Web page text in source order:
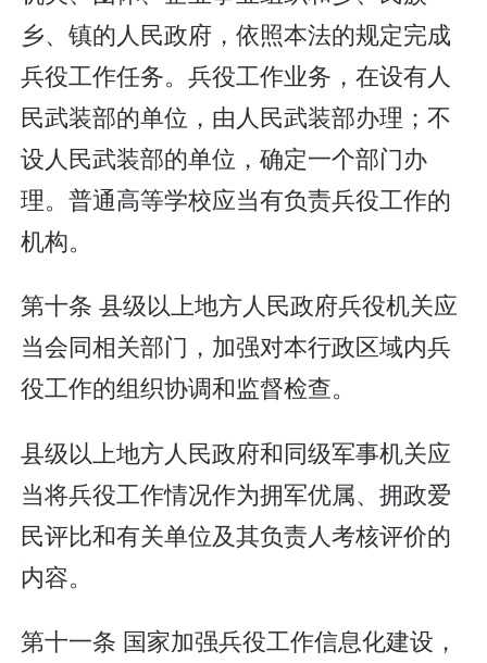
乡、镇的人民政府，依照本法的规定完成
兵役工作任务。兵役工作业务，在设有人
民武装部的单位，由人民武装部办理；不
设人民武装部的单位，确定一个部门办
理。普通高等学校应当有负责兵役工作的
机构。
第十条 县级以上地方人民政府兵役机关应
当会同相关部门，加强对本行政区域内兵
役工作的组织协调和监督检查。
县级以上地方人民政府和同级军事机关应
当将兵役工作情况作为拥军优属、拥政爱
民评比和有关单位及其负责人考核评价的
内容。
第十一条 国家加强兵役工作信息化建设，